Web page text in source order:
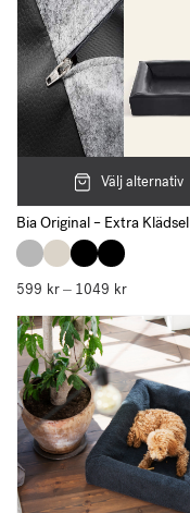
Välj alternativ
Bia Original – Extra Klädsel
599 kr – 1049 krPrisintervall:
till
1049 kr